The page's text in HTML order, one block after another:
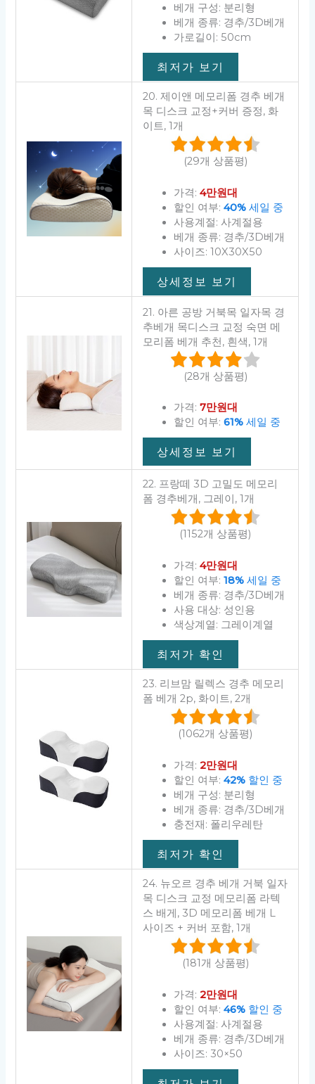
베개 구성: 분리형
베개 종류: 경추/3D베개
가로길이: 50cm
최저가 보기
20. 제이앤 메모리폼 경추 베개
목 디스크 교정+커버 증정, 화
이트, 1개
(29개 상품평)
가격: 4만원대
할인 여부: 40%세일 중
사용계절: 사계절용
베개 종류: 경추/3D베개
사이즈: 10X30X50
상세정보 보기
21. 아른 공방 거북목 일자목 경
추베개 목디스크 교정 숙면 메
모리폼 베개 추천, 흰색, 1개
(28개 상품평)
가격: 7만원대
할인 여부: 61%세일 중
상세정보 보기
22. 프랑떼 3D 고밀도 메모리
폼 경추베개, 그레이, 1개
(1152개 상품평)
가격: 4만원대
할인 여부: 18%세일 중
베개 종류: 경추/3D베개
사용 대상: 성인용
색상계열: 그레이계열
최저가 확인
23. 리브맘 릴렉스 경추 메모리
폼 베개 2p, 화이트, 2개
(1062개 상품평)
가격: 2만원대
할인 여부: 42%할인 중
베개 구성: 분리형
베개 종류: 경추/3D베개
충전재: 폴리우레탄
최저가 확인
24. 뉴오르 경추 베개 거북 일자
목 디스크 교정 메모리폼 라텍
스 배게, 3D 메모리폼 베개 L
사이즈 + 커버 포함, 1개
(181개 상품평)
가격: 2만원대
할인 여부: 46%할인 중
사용계절: 사계절용
베개 종류: 경추/3D베개
사이즈: 30×50